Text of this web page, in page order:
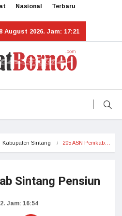
Nasional Terbaru
August 2026. Jam: 17:21
Kabupaten Sintang 205 ASN Pemkab…
Sintang Pensiun
Jam: 16:54